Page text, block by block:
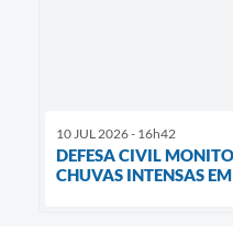
10 JUL 2026 - 16h42
DEFESA CIVIL
CHUVAS INTENSAS